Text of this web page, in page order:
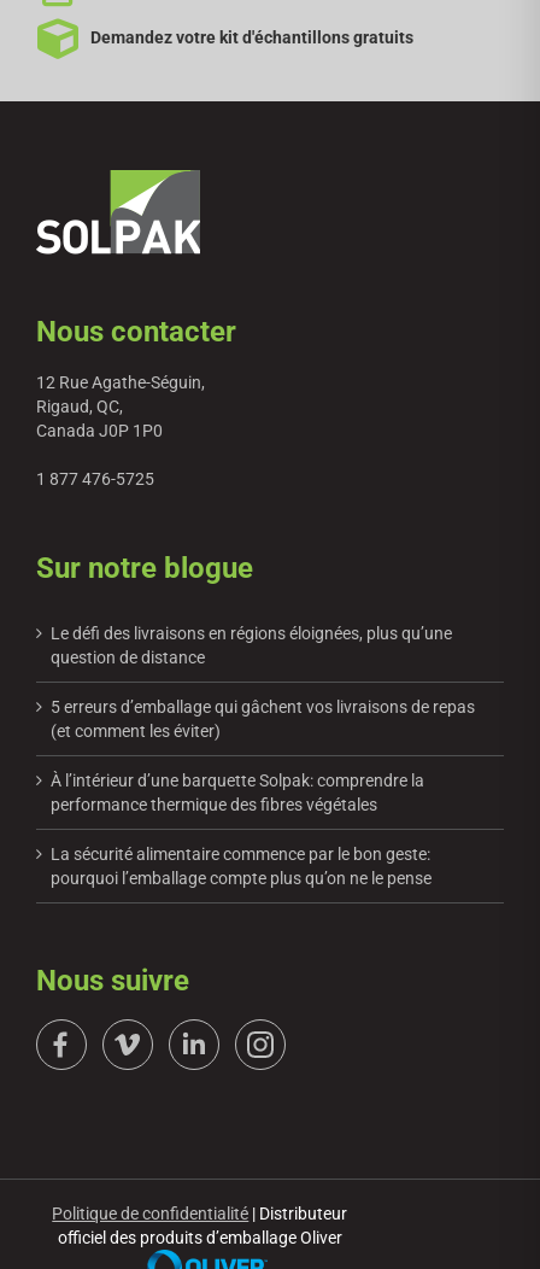
Demandez votre kit d'échantillons gratuits
Nous contacter
12 Rue Agathe-Séguin,
Rigaud, QC,
Canada J0P 1P0
1 877 476-5725
Sur notre blogue
Le défi des livraisons en régions éloignées, plus qu’une
question de distance
5 erreurs d’emballage qui gâchent vos livraisons de repas
(et comment les éviter)
À l’intérieur d’une barquette Solpak: comprendre la
performance thermique des fibres végétales
La sécurité alimentaire commence par le bon geste:
pourquoi l’emballage compte plus qu’on ne le pense
Nous suivre
Politique de confidentialité | Distributeur
officiel des produits d’emballage Oliver